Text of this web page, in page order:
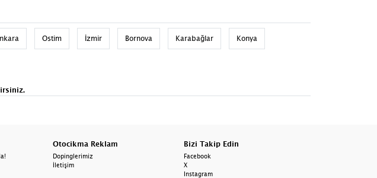
Ostim İzmir Bornova Karabağlar Konya
Otocikma Reklam
Dopinglerimiz
İletişim
Bizi Takip Edin
Facebook
X
Instagram